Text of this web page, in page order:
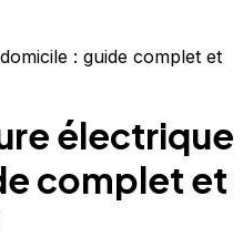
: guide complet et
électrique
complet et